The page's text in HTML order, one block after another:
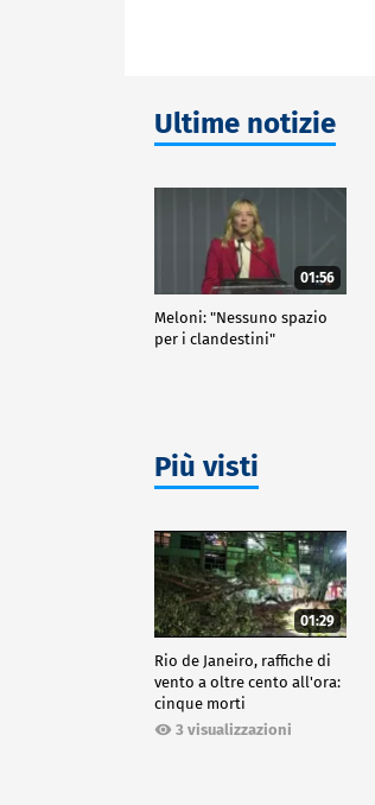
Ultime notizie
01:56
Meloni: "Nessuno spazio
per i clandestini"
Più visti
01:29
Rio de Janeiro, raffiche di
vento a oltre cento all'ora:
cinque morti
3 visualizzazioni